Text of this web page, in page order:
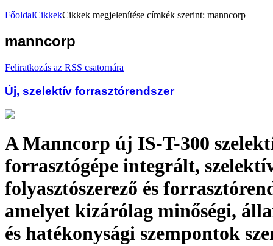
FőoldalCikkekCikkek megjelenítése címkék szerint: manncorp
manncorp
Feliratkozás az RSS csatornára
Új, szelektív forrasztórendszer
A Manncorp új IS-T-300
forrasztógépe integrált,
folyasztószerező és
amelyet kizárólag minőségi,
és hatékonysági szempontok